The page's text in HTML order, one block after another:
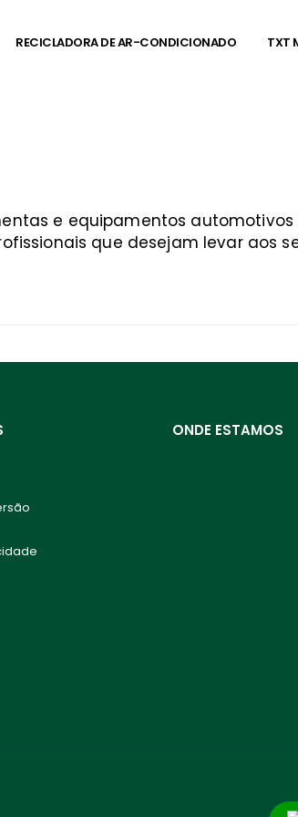
RECICLADORA DE AR-CONDICIONADO TXT
e equipamentos
que desejam levar aos
ONDE ESTAMOS